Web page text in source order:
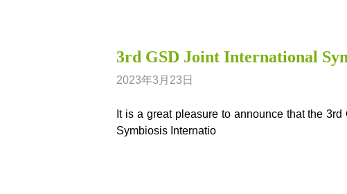
3rd GSD Joint International
2023年3月23日
It is a great pleasure to announce that the
Symbiosis Internatio